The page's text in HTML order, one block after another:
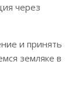
через
и принять
земляке в